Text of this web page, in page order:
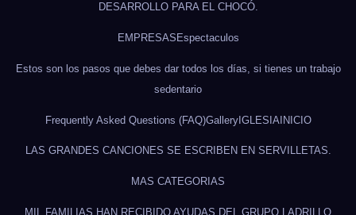
DESARROLLO PARA EL CHOCÓ.
EMPRESAS Espectaculos
Estos son los pasos que debes dar todos los días, si tienes un trabajo
sedentario
Frequently Asked Questions (FAQ)GalleryIGLESIAINICIO
LAS GRANDES CANCIONES SE ESCRIBEN EN SERVILLETAS.
MAS CATEGORIAS
MIL FAMILIAS HAN RECIBIDO AYUDAS DEL GRUPO LADRILLO